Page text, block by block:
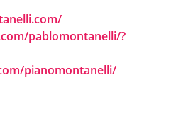
pablomontanelli/?
pianomontanelli/